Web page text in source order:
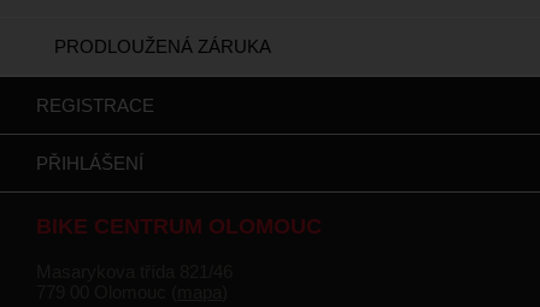
PRODLOUŽENÁ ZÁRUKA
REGISTRACE
PŘIHLÁŠENÍ
BIKE CENTRUM OLOMOUC